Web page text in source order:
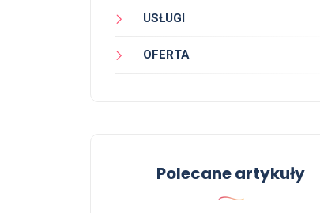
USŁUGI
OFERTA
Polecane artykuły